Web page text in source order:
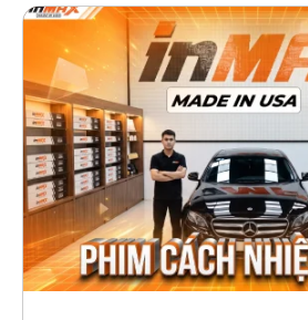
nóng gay gắt. Thực tế kiểm